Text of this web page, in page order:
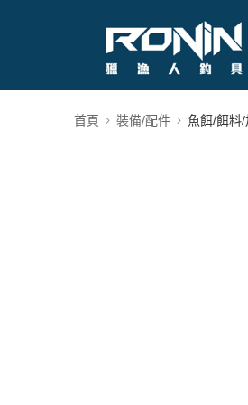
首頁 裝備/配件 魚餌/餌料/